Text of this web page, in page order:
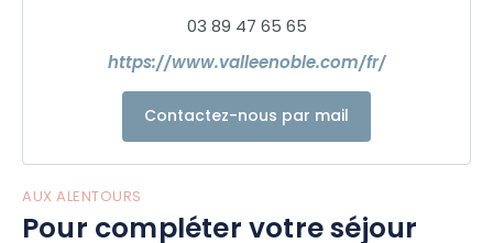
03 89 47 65 65
https://www.valleenoble.com/fr/
Contactez-nous par mail
AUX ALENTOURS
Pour compléter votre séjour